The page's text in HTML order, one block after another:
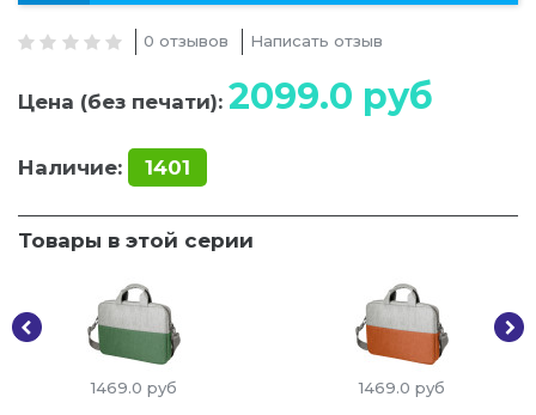
0 отзывов Написать отзыв
Цена (без печати): 2099.0 руб
Наличие: 1401
Товары в этой серии
1469.0 руб 1469.0 руб